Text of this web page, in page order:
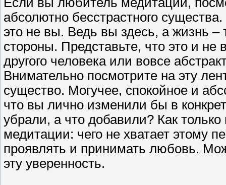
абсолютно бесстрастного
это не вы. Ведь вы здесь, а жизнь
стороны. Представьте, что это и
другого человека или вовсе
Внимательно посмотрите на эту
существо. Могучее, спокойное и
что вы лично изменили бы в
убрали, а что добавили? Как
медитации: чего не хватает этому
проявлять и принимать любовь.
эту уверенность.